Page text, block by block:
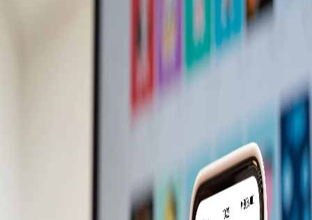
Atendimento (21) 2574 8888
SOLICITE INFORMAÇÕES
LOGIN